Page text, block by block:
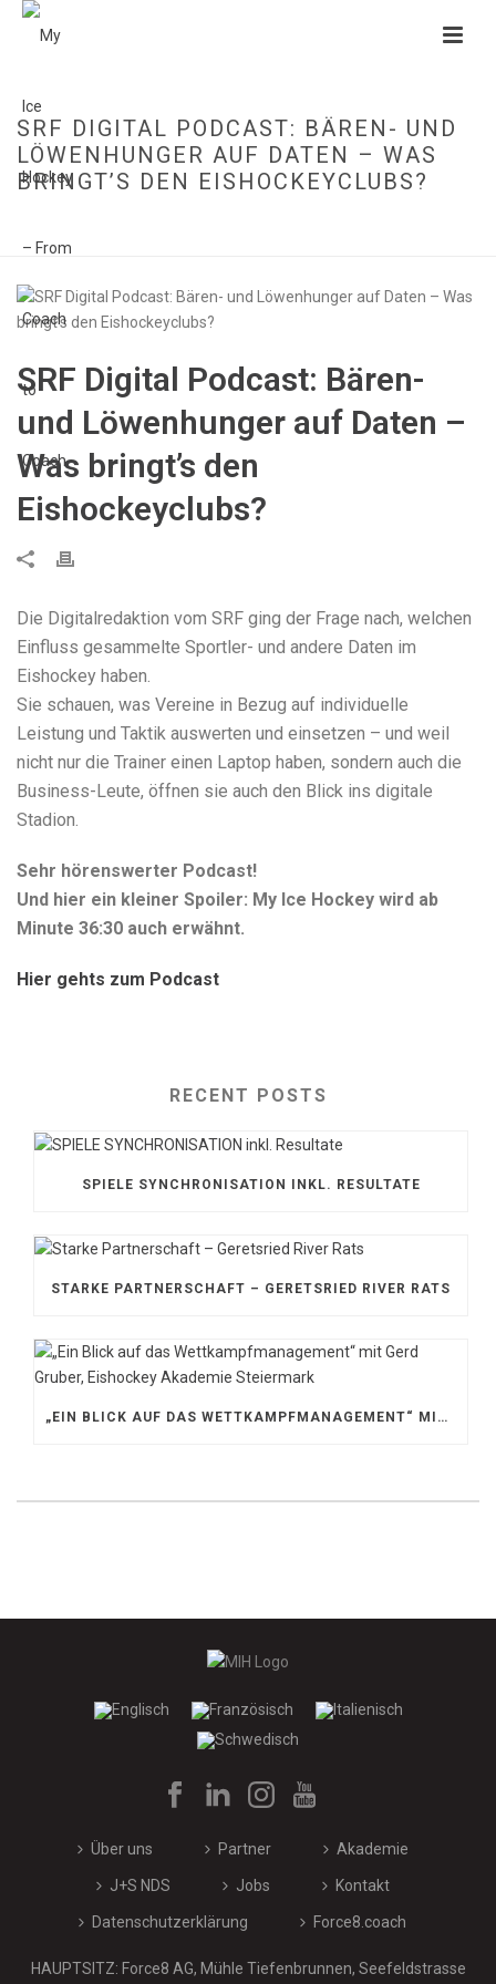
SRF DIGITAL PODCAST: BÄREN- UND
LÖWENHUNGER AUF DATEN – WAS
BRINGT’S DEN EISHOCKEYCLUBS?
SRF Digital Podcast: Bären-
und Löwenhunger auf Daten –
Was bringt’s den
Eishockeyclubs?
Die Digitalredaktion vom SRF ging der Frage nach, welchen
Einfluss gesammelte Sportler- und andere Daten im
Eishockey haben.
Sie schauen, was Vereine in Bezug auf individuelle
Leistung und Taktik auswerten und einsetzen – und weil
nicht nur die Trainer einen Laptop haben, sondern auch die
Business-Leute, öffnen sie auch den Blick ins digitale
Stadion.
Sehr hörenswerter Podcast!
Und hier ein kleiner Spoiler: My Ice Hockey wird ab
Minute 36:30 auch erwähnt.
Hier gehts zum Podcast
RECENT POSTS
SPIELE SYNCHRONISATION INKL. RESULTATE
STARKE PARTNERSCHAFT – GERETSRIED RIVER RATS
„EIN BLICK AUF DAS WETTKAMPFMANAGEMENT“ MIT GERD GRUBER, EISHOCKEY AKADEMIE STEIERMARK
Über uns Partner Akademie
J+S NDS Jobs Kontakt
Datenschutzerklärung Force8.coach
HAUPTSITZ: Force8 AG, Mühle Tiefenbrunnen, Seefeldstrasse